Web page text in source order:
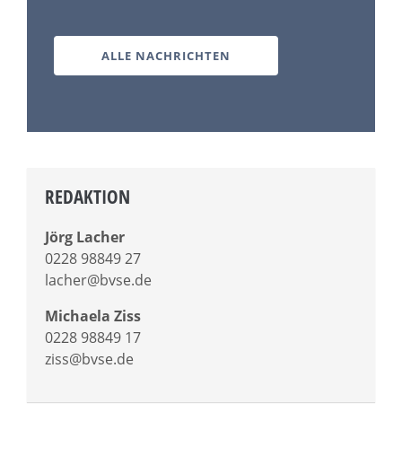
ALLE NACHRICHTEN
REDAKTION
Jörg Lacher
0228 98849 27
lacher@bvse.de
Michaela Ziss
0228 98849 17
ziss@bvse.de